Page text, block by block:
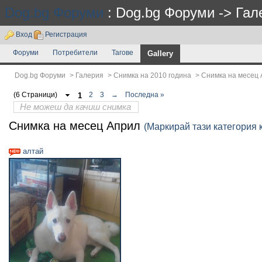
Dog.bg Форуми : Dog.bg Форуми ->
Вход Регистрация
Форуми Потребители Тагове Gallery
Dog.bg Форуми > Галерия > Снимка на 2010 година > Снимка на месец
(6 Страници) 1 2 3 → Последна »
Не можеш да качиш снимка
Снимка на месец Април (Маркирай тази категория
алтай